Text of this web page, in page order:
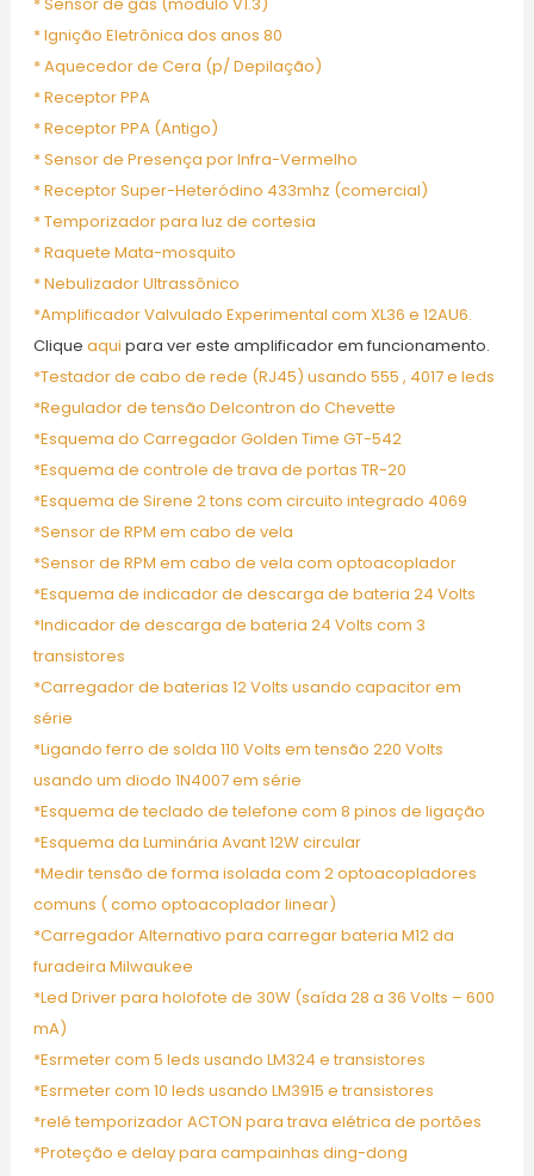
* Ignição Eletrônica dos anos 80
* Aquecedor de Cera (p/ Depilação)
* Receptor PPA
* Receptor PPA (Antigo)
* Sensor de Presença por Infra-Vermelho
* Receptor Super-Heteródino 433mhz (comercial)
* Temporizador para luz de cortesia
* Raquete Mata-mosquito
* Nebulizador Ultrassônico
*Amplificador Valvulado Experimental com XL36 e 12AU6.
Clique aqui para ver este amplificador em funcionamento.
*Testador de cabo de rede (RJ45) usando 555 , 4017 e leds
*Regulador de tensão Delcontron do Chevette
*Esquema do Carregador Golden Time GT-542
*Esquema de controle de trava de portas TR-20
*Esquema de Sirene 2 tons com circuito integrado 4069
*Sensor de RPM em cabo de vela
*Sensor de RPM em cabo de vela com optoacoplador
*Esquema de indicador de descarga de bateria 24 Volts
*Indicador de descarga de bateria 24 Volts com 3
transistores
*Carregador de baterias 12 Volts usando capacitor em
série
*Ligando ferro de solda 110 Volts em tensão 220 Volts
usando um diodo 1N4007 em série
*Esquema de teclado de telefone com 8 pinos de ligação
*Esquema da Luminária Avant 12W circular
*Medir tensão de forma isolada com 2 optoacopladores
comuns ( como optoacoplador linear)
*Carregador Alternativo para carregar bateria M12 da
furadeira Milwaukee
*Led Driver para holofote de 30W (saída 28 a 36 Volts – 600
mA)
*Esrmeter com 5 leds usando LM324 e transistores
*Esrmeter com 10 leds usando LM3915 e transistores
*relé temporizador ACTON para trava elétrica de portões
*Proteção e delay para campainhas ding-dong